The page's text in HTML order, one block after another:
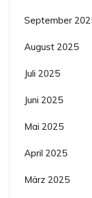
September
August 2025
Juli 2025
Juni 2025
Mai 2025
April 2025
März 2025